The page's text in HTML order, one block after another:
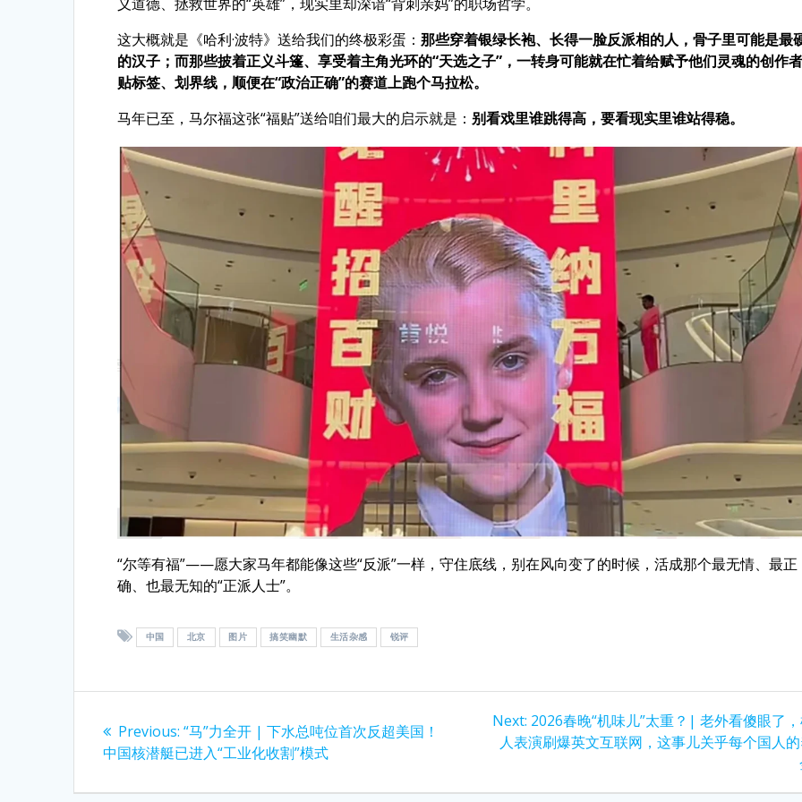
这大概就是《哈利·波特》送给我们的终极彩蛋：那些穿着银绿长袍、长得一脸反派相的人，骨子里可能是最
的汉子；而那些披着正义斗篷、享受着主角光环的“天选之子”，一转身可能就在忙着给赋予他们灵魂的创作
贴标签、划界线，顺便在“政治正确”的赛道上跑个马拉松。
马年已至，马尔福这张“福贴”送给咱们最大的启示就是：别看戏里谁跳得高，要看现实里谁站得稳。
“尔等有福”——愿大家马年都能像这些“反派”一样，守住底线，别在风向变了的时候，活成那个最无情、最正
确、也最无知的“正派人士”。
中国 北京 图片 搞笑幽默 生活杂感 锐评
navigation
Previous: Previous
post:
“马”力全开 | 下水总吨位首次反超美国！
中国核潜艇已进入“工业化收割”模式
Next: Next
post:
2026春晚“机味儿”太重？| 老外看傻眼了
人表演刷爆英文互联网，这事儿关乎每个国人